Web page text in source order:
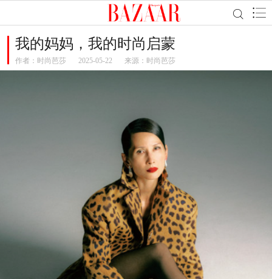
我的妈妈，我的时尚启蒙
作者： 时尚芭莎 2025-05-22 来源：时尚芭莎